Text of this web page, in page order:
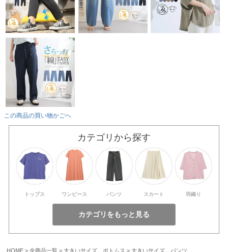
この商品の買い物かごへ
カテゴリから探す
トップス ワンピース パンツ スカート 羽織り
HOME 全商品一覧 大きいサイズ ボトムス 大きいサイズ パンツ